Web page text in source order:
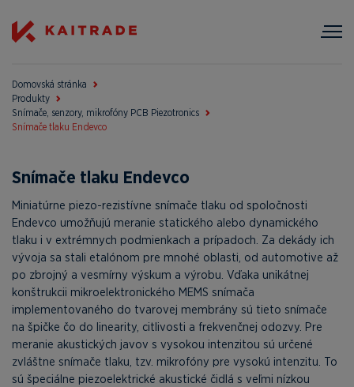
Domovská stránka
Produkty
Snímače, senzory, mikrofóny PCB Piezotronics
Snímače tlaku Endevco
Snímače tlaku Endevco
Miniatúrne piezo-rezistívne snímače tlaku od spoločnosti
Endevco umožňujú meranie statického alebo dynamického
tlaku i v extrémnych podmienkach a prípadoch. Za dekády ich
vývoja sa stali etalónom pre mnohé oblasti, od automotive až
po zbrojný a vesmírny výskum a výrobu. Vďaka unikátnej
konštrukcii mikroelektronického MEMS snímača
implementovaného do tvarovej membrány sú tieto snímače
na špičke čo do linearity, citlivosti a frekvenčnej odozvy. Pre
meranie akustických javov s vysokou intenzitou sú určené
zvláštne snímače tlaku, tzv. mikrofóny pre vysokú intenzitu. To
sú špeciálne piezoelektrické akustické čidlá s veľmi nízkou